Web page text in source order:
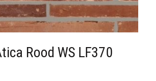
Rood WS LF370